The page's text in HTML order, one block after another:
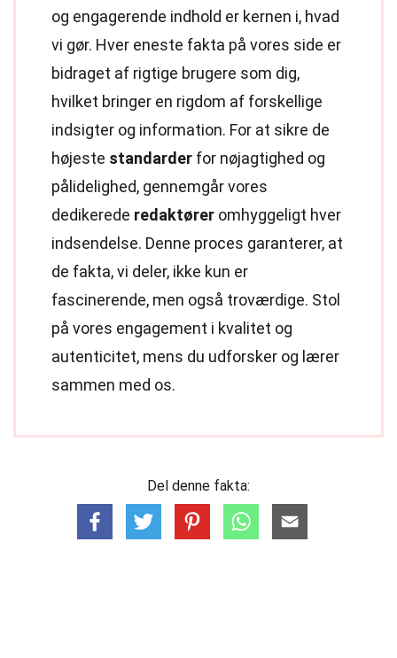
og engagerende indhold er kernen i, hvad
vi gør. Hver eneste fakta på vores side er
bidraget af rigtige brugere som dig,
hvilket bringer en rigdom af forskellige
indsigter og information. For at sikre de
højeste standarder for nøjagtighed og
pålidelighed, gennemgår vores
dedikerede redaktører omhyggeligt hver
indsendelse. Denne proces garanterer, at
de fakta, vi deler, ikke kun er
fascinerende, men også troværdige. Stol
på vores engagement i kvalitet og
autenticitet, mens du udforsker og lærer
sammen med os.
Del denne fakta: